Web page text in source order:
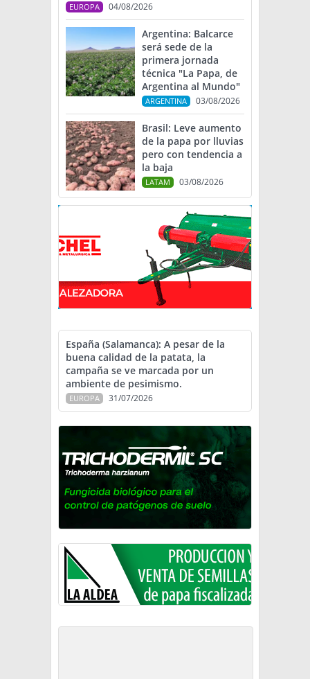
EUROPA 04/08/2026
Argentina: Balcarce
será sede de la
primera jornada
técnica "La Papa, de
Argentina al Mundo"
ARGENTINA 03/08/2026
Brasil: Leve aumento
de la papa por lluvias
pero con tendencia a
la baja
LATAM 03/08/2026
España (Salamanca): A pesar de la
buena calidad de la patata, la
campaña se ve marcada por un
ambiente de pesimismo.
EUROPA 31/07/2026